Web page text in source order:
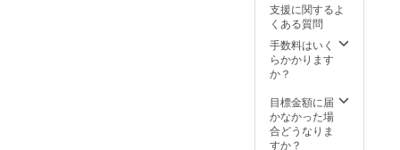
2日。宿
泊しな
くても
大丈夫
です。
鹿の足
跡で
す。一
緒に追
支援に関するよ
くある質問
手数料はいく
らかかります
か？
目標金額に届
かなかった場
合どうなりま
すか？